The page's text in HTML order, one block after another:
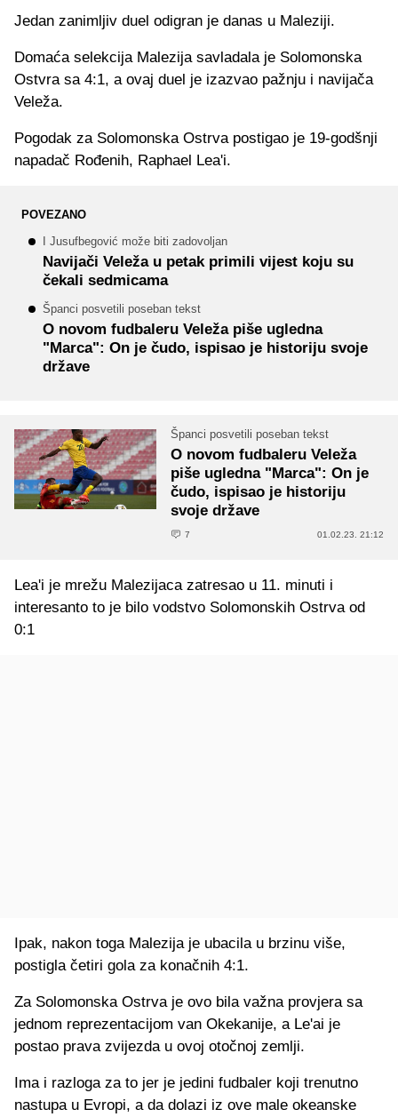
Jedan zanimljiv duel odigran je danas u Maleziji.
Domaća selekcija Malezija savladala je Solomonska
Ostvra sa 4:1, a ovaj duel je izazvao pažnju i navijača
Veleža.
Pogodak za Solomonska Ostrva postigao je 19-godšnji
napadač Rođenih, Raphael Lea'i.
POVEZANO
I Jusufbegović može biti zadovoljan
Navijači Veleža u petak primili vijest koju su
čekali sedmicama
Španci posvetili poseban tekst
O novom fudbaleru Veleža piše ugledna
"Marca": On je čudo, ispisao je historiju svoje
države
Španci posvetili poseban tekst
O novom fudbaleru Veleža
piše ugledna "Marca": On je
čudo, ispisao je historiju
svoje države
7 01.02.23. 21:12
Lea'i je mrežu Malezijaca zatresao u 11. minuti i
interesanto to je bilo vodstvo Solomonskih Ostrva od
0:1
Ipak, nakon toga Malezija je ubacila u brzinu više,
postigla četiri gola za konačnih 4:1.
Za Solomonska Ostrva je ovo bila važna provjera sa
jednom reprezentacijom van Okekanije, a Le'ai je
postao prava zvijezda u ovoj otočnoj zemlji.
Ima i razloga za to jer je jedini fudbaler koji trenutno
nastupa u Evropi, a da dolazi iz ove male okeanske